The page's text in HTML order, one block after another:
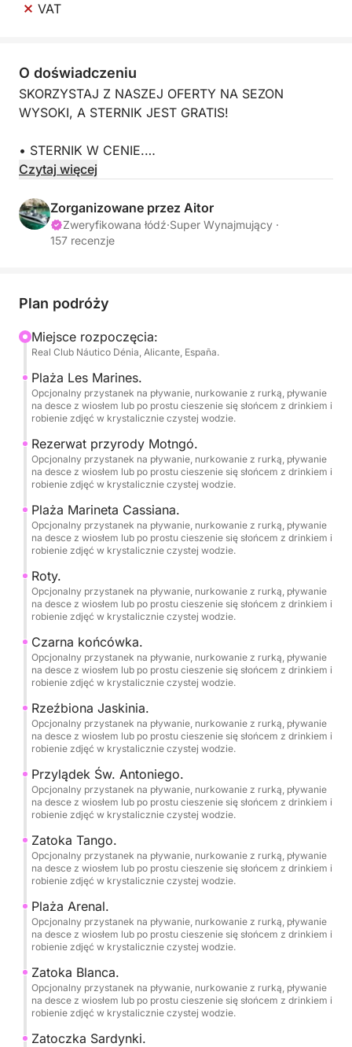
VAT
O doświadczeniu
SKORZYSTAJ Z NASZEJ OFERTY NA SEZON
WYSOKI, A STERNIK JEST GRATIS!
• STERNIK W CENIE.
• Paliwo nie jest wliczone w cenę.
// 1 DESKA SUP – W CENIE.
// SPRZĘT DO SNORKELINGU DLA 6 OSÓB – W
CENIE.
Jeśli szukasz autentycznych wrażeń na morzu, z
dala od zatłoczonych plaż i z ekskluzywnym
miejsc na Costa Blanca, ta nowoczesna, zupełnie
nowa łódź jest dla Ciebie!
Wyposażona w mocny, 4-suwowy silnik zaburtowy
Suzuki o mocy 175 KM. Napędzana benzyną i
rozwijająca prędkość maksymalną 33-35 mil na
praktyczna i idealna, ponieważ jej niewielkie
zanurzenie pozwala na eksplorację z bliska
krystalicznie czystych, płytkich wód w okolicy,
zapuszczanie się do ukrytych jaskiń morskich i
podziwianie zapierających dech w piersiach klifów z
niepowtarzalnymi widokami od strony morza.
••WYPOSAŻENIE I KOMFORT NA POKŁADZIE••
•Echosonda Lowrance® Hook Reveal 9
10"/GPS/ploter.
•Stalowa konstrukcja T-top z 3 m² dużej
powierzchni zacienienia.
USB i Bluetooth oraz głośniki morskie Sony XS-MP o
mocy 2 x 90 W.
•Nowa, miękka tapicerka w romby z wygodną
pianką o gęstości 40 kg/m².
•Gniazda 12 V i porty ładowania USB.
•Duży, rozkładany pokład słoneczny na dziobie i
•1 obrotowy fotel przy sterze.
•Stół jadalny dla wszystkich gości.
•2 duże lodówki.
•Drabinka do pływania.
Czytaj więcej
Zorganizowane przez Aitor
Zweryfikowana łódź·Super Wynajmujący ·
157 recenzje
Plan podróży
Miejsce rozpoczęcia:
Real Club Náutico Dénia, Alicante, España.
Plaża Les Marines.
Opcjonalny przystanek na pływanie, nurkowanie z rurką, pływanie
na desce z wiosłem lub po prostu cieszenie się słońcem z drinkiem i
robienie zdjęć w krystalicznie czystej wodzie.
Rezerwat przyrody Motngó.
Opcjonalny przystanek na pływanie, nurkowanie z rurką, pływanie
na desce z wiosłem lub po prostu cieszenie się słońcem z drinkiem i
robienie zdjęć w krystalicznie czystej wodzie.
Plaża Marineta Cassiana.
Opcjonalny przystanek na pływanie, nurkowanie z rurką, pływanie
na desce z wiosłem lub po prostu cieszenie się słońcem z drinkiem i
robienie zdjęć w krystalicznie czystej wodzie.
Roty.
Opcjonalny przystanek na pływanie, nurkowanie z rurką, pływanie
na desce z wiosłem lub po prostu cieszenie się słońcem z drinkiem i
robienie zdjęć w krystalicznie czystej wodzie.
Czarna końcówka.
Opcjonalny przystanek na pływanie, nurkowanie z rurką, pływanie
na desce z wiosłem lub po prostu cieszenie się słońcem z drinkiem i
robienie zdjęć w krystalicznie czystej wodzie.
Rzeźbiona Jaskinia.
Opcjonalny przystanek na pływanie, nurkowanie z rurką, pływanie
na desce z wiosłem lub po prostu cieszenie się słońcem z drinkiem i
robienie zdjęć w krystalicznie czystej wodzie.
Przylądek Św. Antoniego.
Opcjonalny przystanek na pływanie, nurkowanie z rurką, pływanie
na desce z wiosłem lub po prostu cieszenie się słońcem z drinkiem i
robienie zdjęć w krystalicznie czystej wodzie.
Zatoka Tango.
Opcjonalny przystanek na pływanie, nurkowanie z rurką, pływanie
na desce z wiosłem lub po prostu cieszenie się słońcem z drinkiem i
robienie zdjęć w krystalicznie czystej wodzie.
Plaża Arenal.
Opcjonalny przystanek na pływanie, nurkowanie z rurką, pływanie
na desce z wiosłem lub po prostu cieszenie się słońcem z drinkiem i
robienie zdjęć w krystalicznie czystej wodzie.
Zatoka Blanca.
Opcjonalny przystanek na pływanie, nurkowanie z rurką, pływanie
na desce z wiosłem lub po prostu cieszenie się słońcem z drinkiem i
robienie zdjęć w krystalicznie czystej wodzie.
Zatoczka Sardynki.